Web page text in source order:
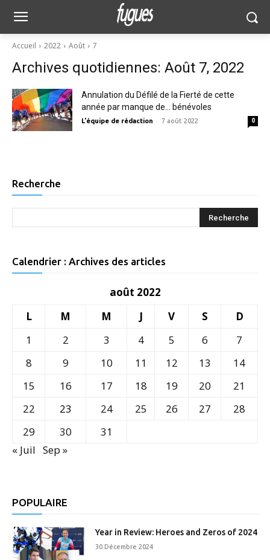
Accueil 2022 Août 7
Archives quotidiennes: Août 7, 2022
Annulation du Défilé de la Fierté de cette
année par manque de… bénévoles
L'équipe de rédaction - 7 août 2022 0
Recherche
Calendrier : Archives des articles
août 2022
L
M M J V S
D
1
2 3 4 5 6
7
8
9 10 11 12 13
14
15
16 17 18 19 20
21
22
23 24 25 26 27
28
29
30
31
« Juil Sep »
POPULAIRE
Year in Review: Heroes and Zeros of 2024
30 Décembre 2024